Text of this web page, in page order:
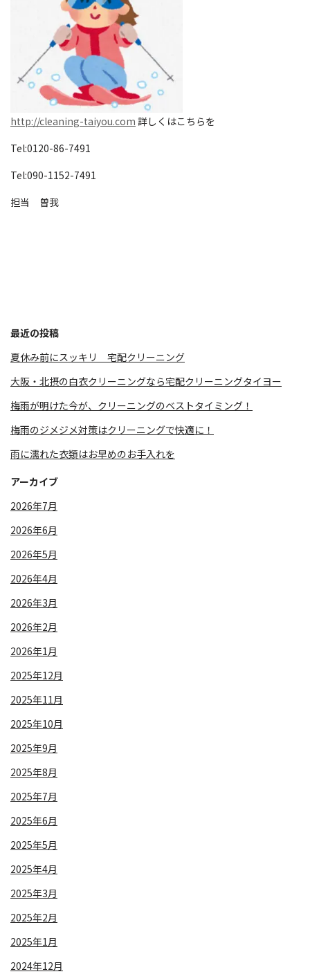
http://cleaning-taiyou.com 詳しくはこちらを
Tel:0120-86-7491
Tel:090-1152-7491
担当 曽我
最近の投稿
夏休み前にスッキリ 宅配クリーニング
大阪・北摂の白衣クリーニングなら宅配クリーニングタイヨー
梅雨が明けた今が、クリーニングのベストタイミング！
梅雨のジメジメ対策はクリーニングで快適に！
雨に濡れた衣類はお早めのお手入れを
アーカイブ
2026年7月
2026年6月
2026年5月
2026年4月
2026年3月
2026年2月
2026年1月
2025年12月
2025年11月
2025年10月
2025年9月
2025年8月
2025年7月
2025年6月
2025年5月
2025年4月
2025年3月
2025年2月
2025年1月
2024年12月